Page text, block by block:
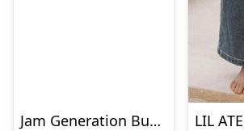
Jam Generation Bukser – Baggy – Tofu/Pine